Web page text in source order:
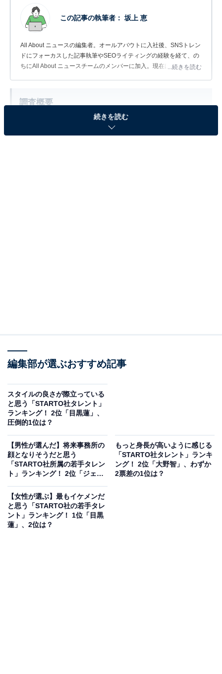
この記事の執筆者： 坂上 恵
All About ニュースの編集者。オールアバウトに入社後、SNSトレン
ドにフォーカスした記事執筆やSEOライティングの経験を経て、の
ちにAll About ニュースチームのメンバーに加入。現在は旅行・カル
...続きを読む
調査概要
調査期間：2026年6月6〜8日
調査方法：インターネット調査
View this post on Instagram
続きを読む
編集部が選ぶおすすめ記事
スタイルの良さが際立っている
と思う「STARTO社タレント」
ランキング！ 2位「目黒蓮」、
圧倒的1位は？
【男性が選んだ】将来事務所の
顔となりそうだと思う
「STARTO社所属の若手タレン
ト」ランキング！ 2位「ジェシ
調査】
もっと身長が高いように感じる
「STARTO社タレント」ランキ
ング！ 2位「大野智」、わずか
2票差の1位は？
【女性が選ぶ】最もイケメンだ
と思う「STARTO社の若手タレ
ント」ランキング！ 1位「目黒
蓮」、2位は？